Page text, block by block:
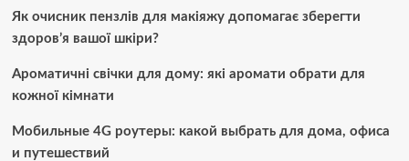
Як очисник пензлів для макіяжу допомагає зберегти
здоров’я вашої шкіри?
Ароматичні свічки для дому: які аромати обрати для
кожної кімнати
Мобильные 4G роутеры: какой выбрать для дома, офиса
и путешествий